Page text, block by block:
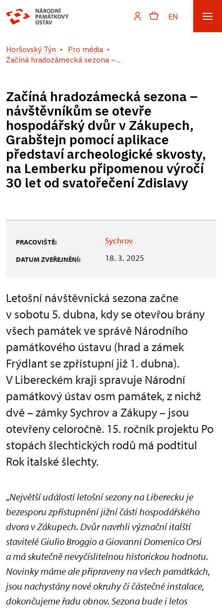
EN
Horšovský Týn
Pro média
Začíná hradozámecká sezona –...
Začíná hradozámecká sezona –
návštěvníkům se otevře
hospodářský dvůr v Zákupech,
Grabštejn pomocí aplikace
představí archeologické skvosty,
na Lemberku připomenou výročí
30 let od svatořečení Zdislavy
PRACOVIŠTĚ: Sychrov
DATUM ZVEŘEJNĚNÍ: 18. 3. 2025
Letošní návštěvnická sezona začne
v sobotu 5. dubna, kdy se otevřou brány
všech památek ve správě Národního
památkového ústavu (hrad a zámek
Frýdlant se zpřístupní již 1. dubna).
V Libereckém kraji spravuje Národní
památkový ústav osm památek, z nichž
dvě – zámky Sychrov a Zákupy – jsou
otevřeny celoročně. 15. ročník projektu Po
stopách šlechtických rodů má podtitul
Rok italské šlechty.
„Největší událostí letošní sezony na Liberecku je
bezesporu zpřístupnění jižní části hospodářského
dvora v Zákupech. Dvůr navrhli význační italští
stavitelé Giulio Broggio a Giovanni Domenico Orsi
a má skutečně nevyčíslitelnou historickou hodnotu.
Novinky máme ale připraveny na všech památkách,
jsou nachystány nové okruhy či částečné instalace,
dokončujeme řadu obnov. Sezona bude i letos